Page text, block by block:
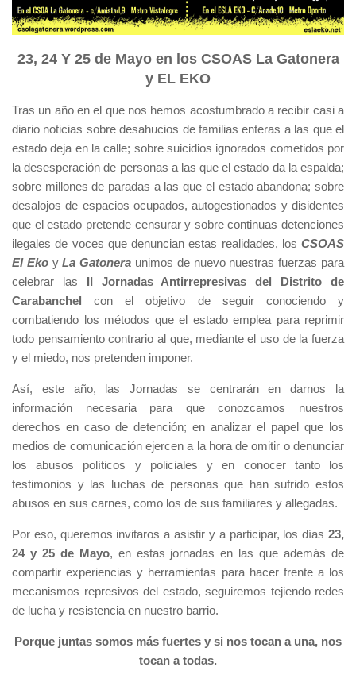
23, 24 Y 25 de Mayo en los CSOAS La Gatonera
y EL EKO
Tras un año en el que nos hemos acostumbrado a recibir casi a
diario noticias sobre desahucios de familias enteras a las que el
estado deja en la calle; sobre suicidios ignorados cometidos por
la desesperación de personas a las que el estado da la espalda;
sobre millones de paradas a las que el estado abandona; sobre
desalojos de espacios ocupados, autogestionados y disidentes
que el estado pretende censurar y sobre continuas detenciones
ilegales de voces que denuncian estas realidades, los CSOAS
El EkoyLa Gatonera unimos de nuevo nuestras fuerzas para
celebrar las II Jornadas Antirrepresivas del Distrito de
Carabanchel con el objetivo de seguir conociendo y
combatiendo los métodos que el estado emplea para reprimir
todo pensamiento contrario al que, mediante el uso de la fuerza
y el miedo, nos pretenden imponer.
Así, este año, las Jornadas se centrarán en darnos la
información necesaria para que conozcamos nuestros
derechos en caso de detención; en analizar el papel que los
medios de comunicación ejercen a la hora de omitir o denunciar
los abusos políticos y policiales y en conocer tanto los
testimonios y las luchas de personas que han sufrido estos
abusos en sus carnes, como los de sus familiares y allegadas.
Por eso, queremos invitaros a asistir y a participar, los días 23,
24 y 25 de Mayo, en estas jornadas en las que además de
compartir experiencias y herramientas para hacer frente a los
mecanismos represivos del estado, seguiremos tejiendo redes
de lucha y resistencia en nuestro barrio.
Porque juntas somos más fuertes y si nos tocan a una, nos
tocan a todas.